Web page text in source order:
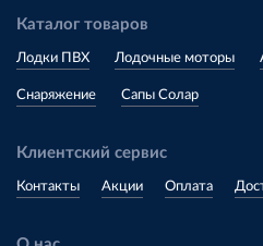
Каталог товаров
Лодки ПВХ Лодочные моторы
Снаряжение Сапы Солар
Клиентский сервис
Контакты Акции Оплата